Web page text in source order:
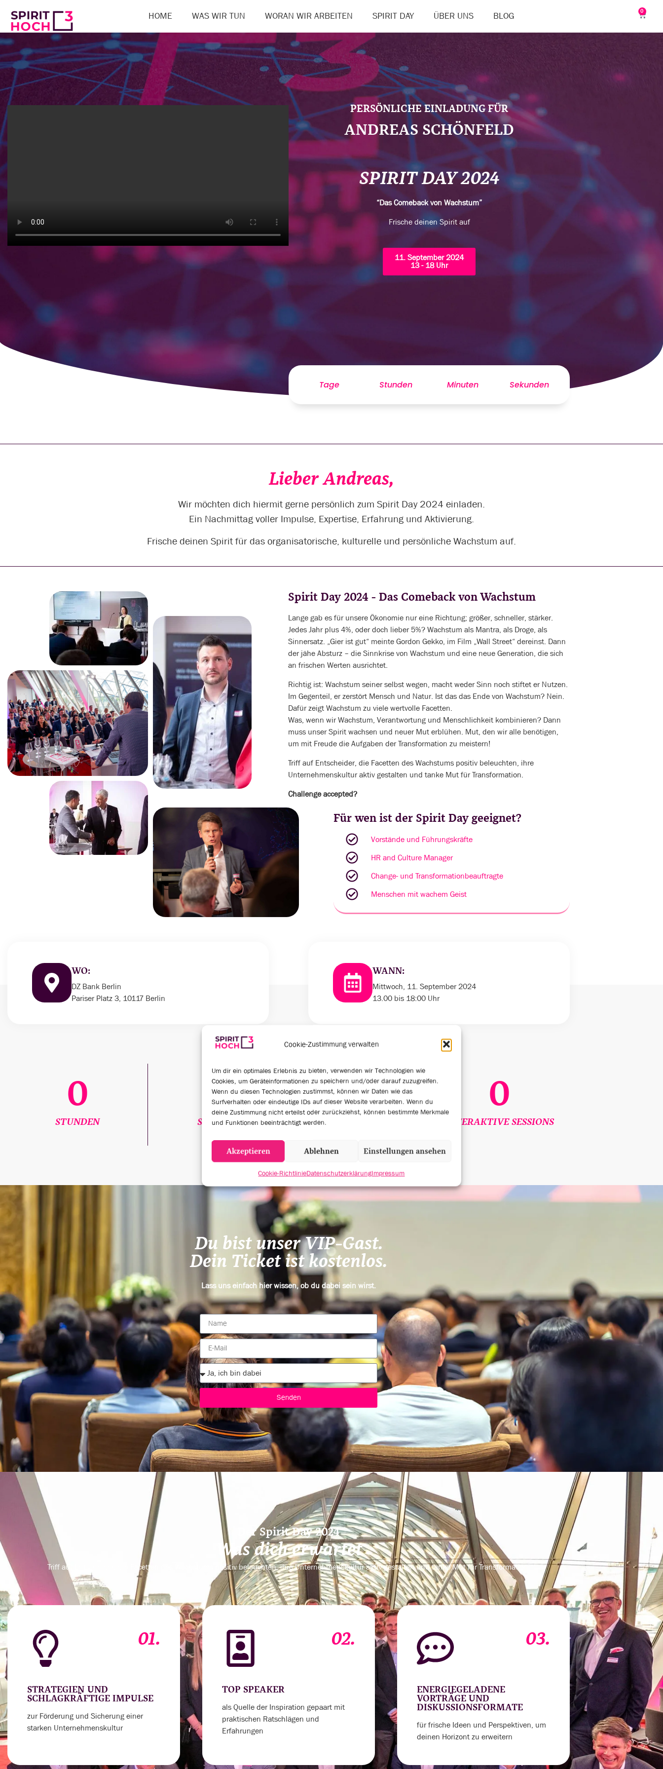
Cookie-Zustimmung verwalten
Um dir ein optimales Erlebnis zu bieten, verwenden wir Technologien wie
Cookies, um Geräteinformationen zu speichern und/oder darauf zuzugreifen.
Wenn du diesen Technologien zustimmst, können wir Daten wie das
Surfverhalten oder eindeutige IDs auf dieser Website verarbeiten. Wenn du
deine Zustimmung nicht erteilst oder zurückziehst, können bestimmte Merkmale
und Funktionen beeinträchtigt werden.
Akzeptieren Ablehnen Einstellungen ansehen
Cookie-RichtlinieDatenschutzerklärungImpressum
HOME WAS WIR TUN WORAN WIR ARBEITEN SPIRIT DAY ÜBER UNS BLOG 0
PERSÖNLICHE EINLADUNG FÜR
ANDREAS SCHÖNFELD
SPIRIT DAY 2024
“Das Comeback von Wachstum”
Frische deinen Spirit auf
11. September 2024
13 - 18 Uhr
Tage Stunden Minuten Sekunden
Lieber Andreas,
Wir möchten dich hiermit gerne persönlich zum Spirit Day 2024 einladen.
Ein Nachmittag voller Impulse, Expertise, Erfahrung und Aktivierung.
Frische deinen Spirit für das organisatorische, kulturelle und persönliche Wachstum auf.
Spirit Day 2024 - Das Comeback von Wachstum
Lange gab es für unsere Ökonomie nur eine Richtung; größer, schneller, stärker.
Jedes Jahr plus 4%, oder doch lieber 5%? Wachstum als Mantra, als Droge, als
Sinnersatz. „Gier ist gut“ meinte Gordon Gekko, im Film „Wall Street“ dereinst. Dann
der jähe Absturz – die Sinnkrise von Wachstum und eine neue Generation, die sich
an frischen Werten ausrichtet.
Richtig ist: Wachstum seiner selbst wegen, macht weder Sinn noch stiftet er Nutzen.
Im Gegenteil, er zerstört Mensch und Natur. Ist das das Ende von Wachstum? Nein.
Dafür zeigt Wachstum zu viele wertvolle Facetten.
Was, wenn wir Wachstum, Verantwortung und Menschlichkeit kombinieren? Dann
muss unser Spirit wachsen und neuer Mut erblühen. Mut, den wir alle benötigen,
um mit Freude die Aufgaben der Transformation zu meistern!
Triff auf Entscheider, die Facetten des Wachstums positiv beleuchten, ihre
Unternehmenskultur aktiv gestalten und tanke Mut für Transformation.
Challenge accepted?
Für wen ist der Spirit Day geeignet?
Vorstände und Führungskräfte
HR and Culture Manager
Change- und Transformationbeauftragte
Menschen mit wachem Geist
WO:
DZ Bank Berlin
Pariser Platz 3, 10117 Berlin
WANN:
Mittwoch, 11. September 2024
13.00 bis 18:00 Uhr
STUNDEN
0
SPEAKER
0
EVENT SESSIONS
0
INTERAKTIVE SESSIONS
0
Du bist unser VIP-Gast.
Dein Ticket ist kostenlos.
Lass uns einfach hier wissen, ob du dabei sein wirst.
Senden
Der Spirit Day 2024
Was dich erwartet
Triff auf Entscheider, die Facetten des Wachstums positiv beleuchten, ihre Unternehmenskultur aktiv gestalten und tanke Mut für Transformation.
01.
STRATEGIEN UND
SCHLAGKRÄFTIGE IMPULSE
zur Förderung und Sicherung einer
starken Unternehmenskultur
02.
TOP SPEAKER
als Quelle der Inspiration gepaart mit
praktischen Ratschlägen und
Erfahrungen
03.
ENERGIEGELADENE
VORTRÄGE UND
DISKUSSIONSFORMATE
für frische Ideen und Perspektiven, um
deinen Horizont zu erweitern